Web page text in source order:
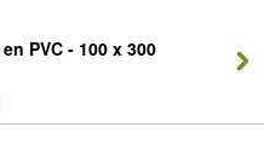
PVC - 100 x 300